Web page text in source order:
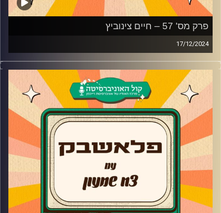
פרק מס' 57 – חיים צינוביץ
17/12/2024
חיים צינוביץ מגיע לאולפן פלאשבק!
הזמר שלימד את תעשיית המוזיקה והבידור שיעור חשוב
בתקשורת מגיע לאולפן ומספר על תחילת הדרך בתעשייה, איך
נולד הרעיון של השרוף, איך הצליחו לעבוד על כולם והאם הוא
מתחרט על זה היום?
בנוסף, חיים צינוביץ מספר איך יוצרים את הסאונדים הנמכרים
לתוכניות הריאליטי ומה זה אמן מבחינתו.
קרדיט תמונות:AudioVersity